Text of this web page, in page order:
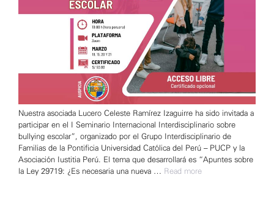
Nuestra asociada Lucero Celeste Ramírez Izaguirre ha sido invitada a
participar en el I Seminario Internacional Interdisciplinario sobre
bullying escolar”, organizado por el Grupo Interdisciplinario de
Familias de la Pontificia Universidad Católica del Perú – PUCP y la
Asociación Iustitia Perú. El tema que desarrollará es “Apuntes sobre
la Ley 29719: ¿Es necesaria una nueva … Read more